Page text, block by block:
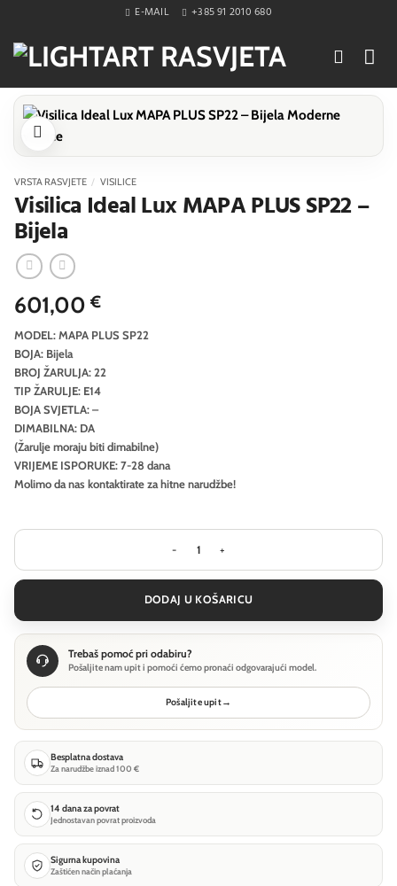
content
E-MAIL +385 91 2010 680
VRSTA RASVJETE / VISILICE
Visilica Ideal Lux MAPA PLUS SP22 –
Bijela
601,00€
MODEL: MAPA PLUS SP22
BOJA: Bijela
BROJ ŽARULJA: 22
TIP ŽARULJE: E14
BOJA SVJETLA: –
DIMABILNA: DA
(Žarulje moraju biti dimabilne)
VRIJEME ISPORUKE: 7-28 dana
Molimo da nas kontaktirate za hitne narudžbe!
Visilica Ideal Lux MAPA PLUS SP22 -
DODAJ U KOŠARICU
Trebaš pomoć pri odabiru?
Pošaljite nam upit i pomoći ćemo pronaći odgovarajući model.
Pošaljite upit→
Besplatna dostava
Za narudžbe iznad 100 €
14 dana za povrat
Jednostavan povrat proizvoda
Sigurna kupovina
Zaštićen način plaćanja